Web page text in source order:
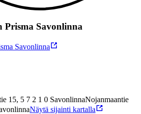
Prisma Savonlinna
Savonlinna
15, 5 7 2 1 0 SavonlinnaNojanmaantie
Näytä sijainti kartalla